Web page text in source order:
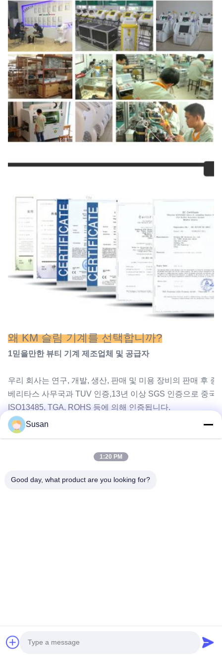
왜 KM 슬림 기계를 선택합니까?
1믿을만한 뷰티 기계 제조업체 및 공급자
우리 회사는 연구, 개발, 생산, 판매 및 미용 장비의 판매 후
베리타스 사무국과 TUV 인증,13년 이상 SGS 인증으로 중국
ISO13485, TGA, ROHS 등에 의해 인증됩니다.
우리는 거래 수준과 무역 보장 한계 1위입니다.6001,000달러
Susan
1:20 PM
Good day, what product are you looking for?